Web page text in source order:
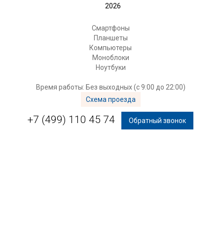
2026
Смартфоны
Планшеты
Компьютеры
Моноблоки
Ноутбуки
Время работы: Без выходных (с 9:00 до 22:00)
Схема проезда
+7 (499) 110 45 74 Обратный звонок